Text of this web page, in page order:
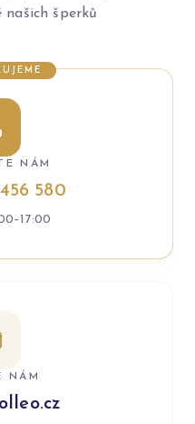
našich šperků
NÁM
580
NÁM